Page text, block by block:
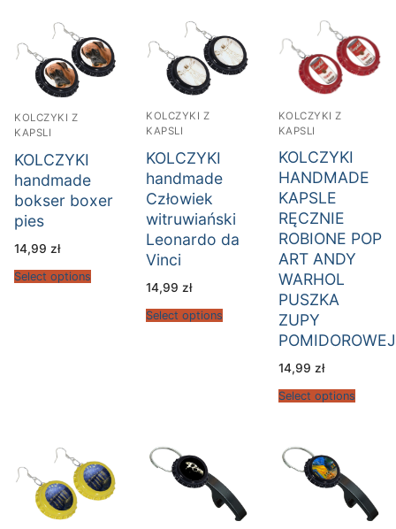
KOLCZYKI Z
KAPSLI
KOLCZYKI
handmade
bokser boxer
pies
14,99 zł
Select options
KOLCZYKI Z
KAPSLI
KOLCZYKI
handmade
Człowiek
witruwiański
Leonardo da
Vinci
14,99 zł
Select options
KOLCZYKI Z
KAPSLI
KOLCZYKI
HANDMADE
KAPSLE
RĘCZNIE
ROBIONE POP
ART ANDY
WARHOL
PUSZKA
ZUPY
POMIDOROWEJ
14,99 zł
Select options